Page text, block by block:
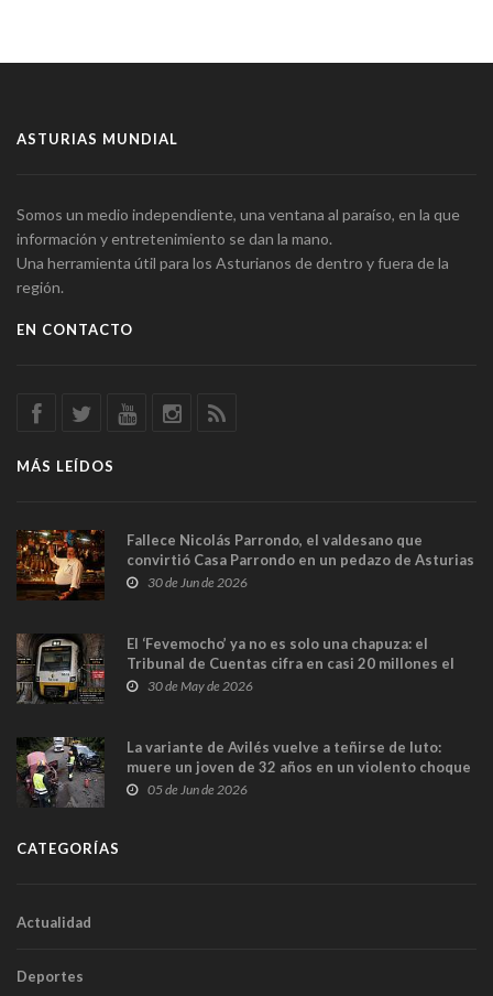
ASTURIAS MUNDIAL
Somos un medio independiente, una ventana al paraíso, en la que
información y entretenimiento se dan la mano.
Una herramienta útil para los Asturianos de dentro y fuera de la
región.
EN CONTACTO
MÁS LEÍDOS
Fallece Nicolás Parrondo, el valdesano que
convirtió Casa Parrondo en un pedazo de Asturias
en Madrid
30 de Jun de 2026
El ‘Fevemocho’ ya no es solo una chapuza: el
Tribunal de Cuentas cifra en casi 20 millones el
sobrecoste de los trenes que no cabían por los
30 de May de 2026
La variante de Avilés vuelve a teñirse de luto:
muere un joven de 32 años en un violento choque
frontal
05 de Jun de 2026
CATEGORÍAS
Actualidad
Deportes